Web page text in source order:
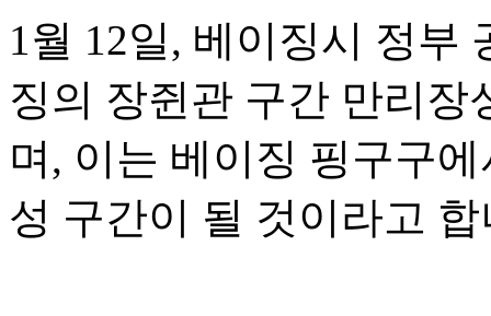
1월 12일, 베이징시 정부
징의 장쥔관 구간 만리장
며, 이는 베이징 핑구구
성 구간이 될 것이라고